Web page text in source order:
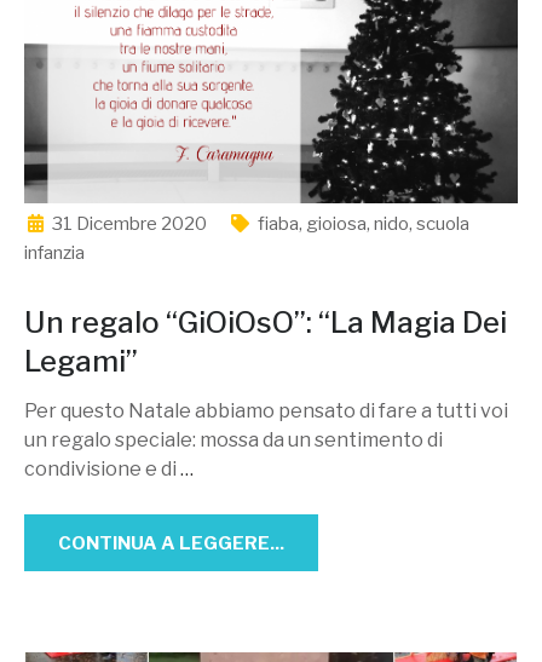
31 Dicembre 2020 fiaba, gioiosa, nido, scuola
infanzia
Un regalo “GiOiOsO”: “La Magia Dei
Legami”
Per questo Natale abbiamo pensato di fare a tutti voi
un regalo speciale: mossa da un sentimento di
condivisione e di …
CONTINUA A LEGGERE...